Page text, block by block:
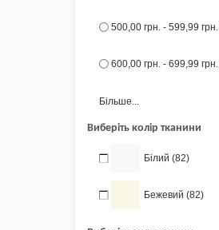
500,00 грн. - 599,99 грн.
600,00 грн. - 699,99 грн.
Більше...
Виберіть колір тканини
Білий (82)
Бежевий (82)